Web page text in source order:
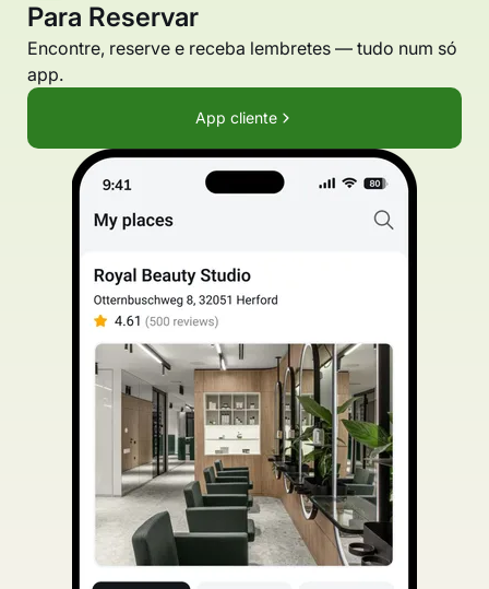
Para Reservar
Encontre, reserve e receba lembretes — tudo num só
app.
App cliente